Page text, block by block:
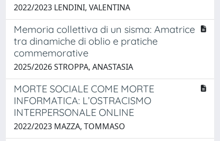
2022/2023 LENDINI, VALENTINA
Memoria collettiva di un sisma: Amatrice
tra dinamiche di oblio e pratiche
commemorative
2025/2026 STROPPA, ANASTASIA
MORTE SOCIALE COME MORTE
INFORMATICA: L’OSTRACISMO
INTERPERSONALE ONLINE
2022/2023 MAZZA, TOMMASO